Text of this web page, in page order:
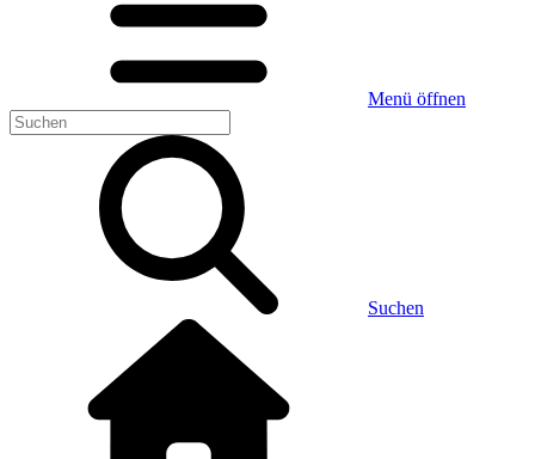
Menü öffnen
Suchen